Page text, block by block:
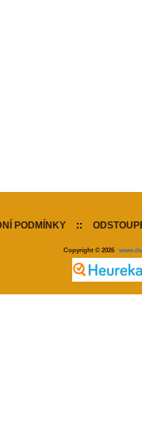
PODMÍNKY ::
Copyright © 2026